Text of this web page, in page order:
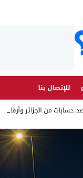
للإتصال بنا
من الجزائر وأرقاما بـ”213+_